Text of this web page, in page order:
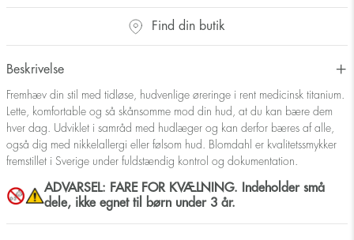
Find din butik
Beskrivelse
Fremhæv din stil med tidløse, hudvenlige øreringe i rent medicinsk titanium.
Lette, komfortable og så skånsomme mod din hud, at du kan bære dem
hver dag. Udviklet i samråd med hudlæger og kan derfor bæres af alle,
også dig med nikkelallergi eller følsom hud. Blomdahl er kvalitetssmykker
fremstillet i Sverige under fuldstændig kontrol og dokumentation.
ADVARSEL: FARE FOR KVÆLNING. Indeholder små
dele, ikke egnet til børn under 3 år.